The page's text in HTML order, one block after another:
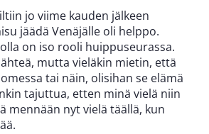
jo viime kauden jälkeen
jäädä Venäjälle oli helppo.
on iso rooli huippuseurassa.
mutta vieläkin mietin, että
tai näin, olisihan se elämä
tajuttua, etten minä vielä niin
mennään nyt vielä täällä, kun